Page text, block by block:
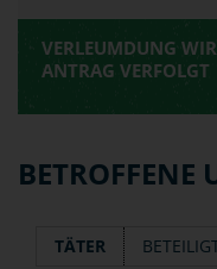
VERLEUMDUNG
ANTRAG VERFOLGT
BETROFFENE
TÄTER